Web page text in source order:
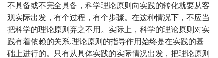
不具备或不完全具备，科学理论原则向实践的转化就要从客
观实际出发，有个过程，有个步骤。在这种情况下，不应当
把科学的理论原则弃之不用。实际上，科学的理论原则对实
践有着依赖的关系.理论原则的指导作用始终是在实践的基
础上进行的。只有从具体实践的实际情况出发，把理论原则